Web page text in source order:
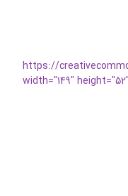
https://
width="149"